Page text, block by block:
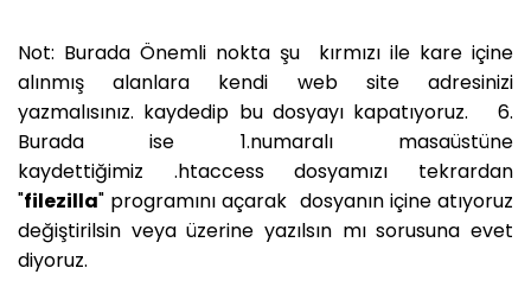
Not: Burada Önemli nokta şu kırmızı ile kare içine
alınmış alanlara kendi web site adresinizi
yazmalısınız. kaydedip bu dosyayı kapatıyoruz. 6.
Burada ise 1.numaralı masaüstüne
kaydettiğimiz .htaccess dosyamızı tekrardan
"filezilla" programını açarak dosyanın içine atıyoruz
değiştirilsin veya üzerine yazılsın mı sorusuna evet
diyoruz.